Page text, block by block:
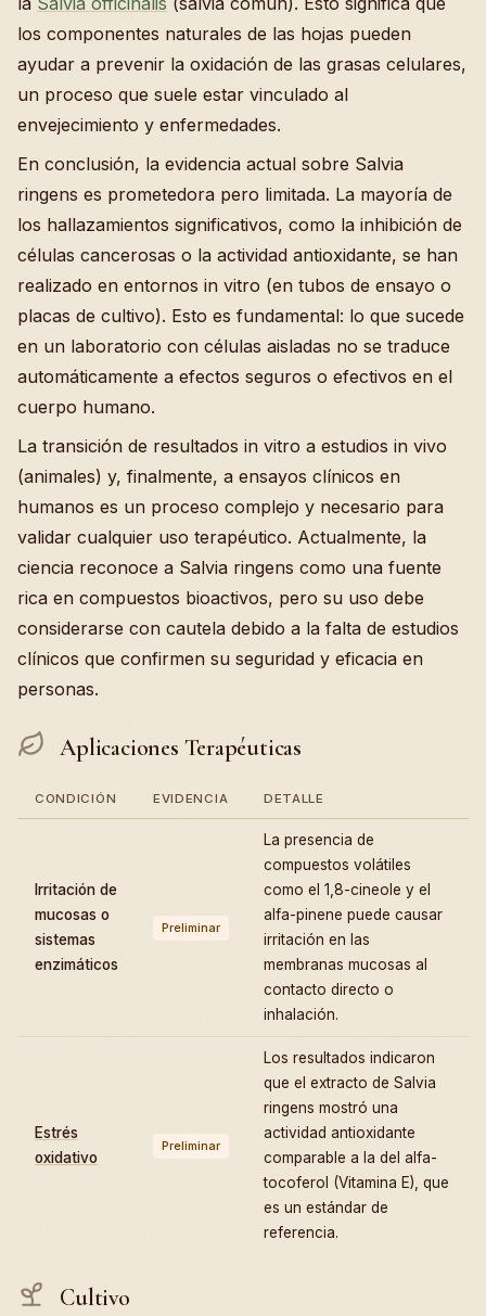
los componentes naturales de las hojas pueden
ayudar a prevenir la oxidación de las grasas celulares,
un proceso que suele estar vinculado al
envejecimiento y enfermedades.
En conclusión, la evidencia actual sobre Salvia
ringens es prometedora pero limitada. La mayoría de
los hallazamientos significativos, como la inhibición de
células cancerosas o la actividad antioxidante, se han
realizado en entornos in vitro (en tubos de ensayo o
placas de cultivo). Esto es fundamental: lo que sucede
en un laboratorio con células aisladas no se traduce
automáticamente a efectos seguros o efectivos en el
cuerpo humano.
La transición de resultados in vitro a estudios in vivo
(animales) y, finalmente, a ensayos clínicos en
humanos es un proceso complejo y necesario para
validar cualquier uso terapéutico. Actualmente, la
ciencia reconoce a Salvia ringens como una fuente
rica en compuestos bioactivos, pero su uso debe
considerarse con cautela debido a la falta de estudios
clínicos que confirmen su seguridad y eficacia en
personas.
Aplicaciones Terapéuticas
CONDICIÓN EVIDENCIA DETALLE
Irritación de
mucosas o
sistemas
enzimáticos
Preliminar
La presencia de
compuestos volátiles
como el 1,8-cineole y el
alfa-pinene puede causar
irritación en las
membranas mucosas al
contacto directo o
inhalación.
Estrés
oxidativo
Preliminar
Los resultados indicaron
que el extracto de Salvia
ringens mostró una
actividad antioxidante
comparable a la del alfa-
tocoferol (Vitamina E), que
es un estándar de
referencia.
Cultivo